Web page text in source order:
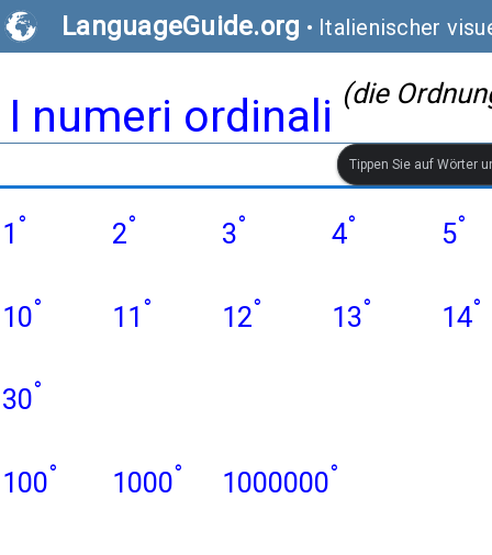
LanguageGuide.org • Italienischer
I numeri ordinali (die
Tippen Sie auf Wörter
1 ° 2° 3° 4° 5°
10° 11 ° 12° 13° 14°
30°
100° 1000° 1000000°